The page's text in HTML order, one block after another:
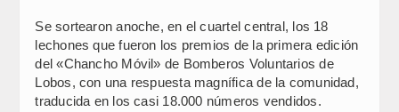
Se sortearon anoche, en el cuartel central, los 18
lechones que fueron los premios de la primera edición
del «Chancho Móvil» de Bomberos Voluntarios de
Lobos, con una respuesta magnífica de la comunidad,
traducida en los casi 18.000 números vendidos.